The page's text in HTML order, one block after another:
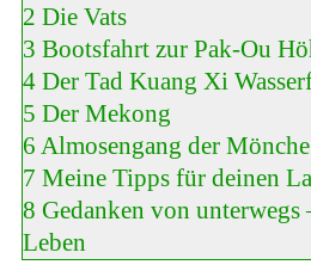
2 Die Vats
3 Bootsfahrt zur Pak-Ou
4 Der Tad Kuang Xi
5 Der Mekong
6 Almosengang der Mönche
7 Meine Tipps für deinen
8 Gedanken von unterwegs
Leben